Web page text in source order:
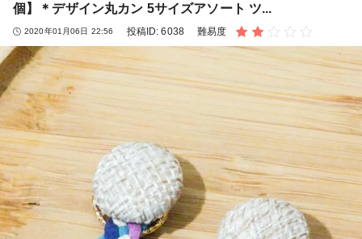
個】＊デザイン丸カン 5サイズアソート ツ...
2020年01月06日 22:56 投稿ID:6038 難易度